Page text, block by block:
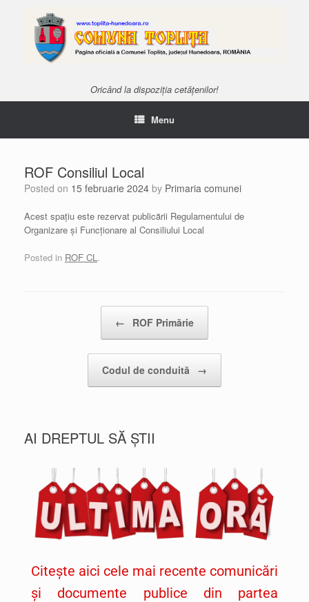
Oricând la dispoziția cetățenilor!
Menu
ROF Consiliul Local
Posted on 15 februarie 2024 by Primaria comunei
Acest spațiu este rezervat publicării Regulamentului de
Organizare și Funcționare al Consiliului Local
Posted in ROF CL .
← ROF Primărie
Codul de conduită →
AI DREPTUL SĂ ȘTII
Citește aici cele mai recente comunicări
și documente publice din partea